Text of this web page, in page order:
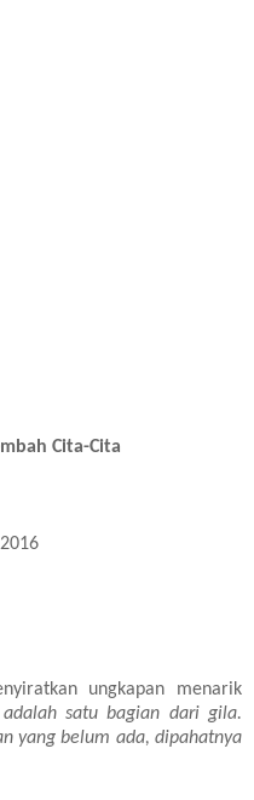
Cita-Cita
ungkapan menarik
adalah satu bagian dari gila.
yang belum ada, dipahatnya